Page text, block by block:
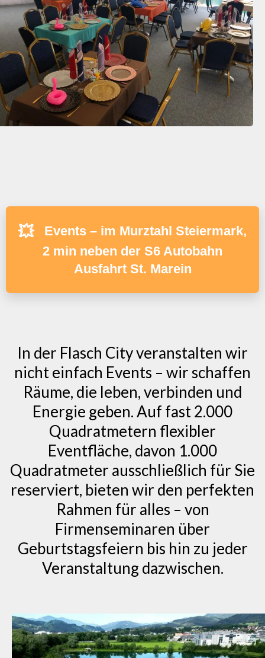
💥
Events – im Murztahl Steiermark,
2 min neben der S6 Autobahn
Ausfahrt St. Marein
In der Flasch City veranstalten wir
nicht einfach Events – wir schaffen
Räume, die leben, verbinden und
Energie geben. Auf fast 2.000
Quadratmetern flexibler
Eventfläche, davon 1.000
Quadratmeter ausschließlich für Sie
reserviert, bieten wir den perfekten
Rahmen für alles – von
Firmenseminaren über
Geburtstagsfeiern bis hin zu jeder
Veranstaltung dazwischen.